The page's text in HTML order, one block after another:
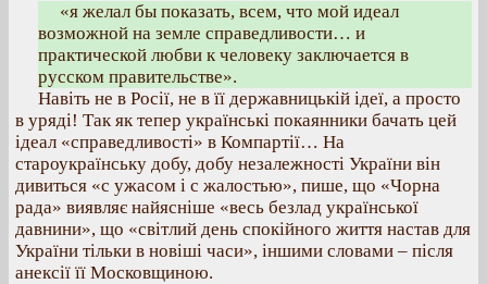
«я желал бы показать, всем, что мой идеал
возможной на земле справедливости… и
практической любви к человеку заключается в
русском правительстве».
Навіть не в Росії, не в її державницькій ідеї, а просто
в уряді! Так як тепер українські покаянники бачать цей
ідеал «справедливості» в Компартії… На
староукраїнську добу, добу незалежності України він
дивиться «с ужасом і с жалостью», пише, що «Чорна
рада» виявляє найясніше «весь безлад української
давнини», що «світлий день спокійного життя настав для
України тільки в новіші часи», іншими словами – після
анексії її Московщиною.